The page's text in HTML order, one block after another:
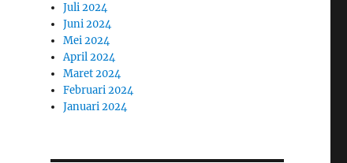
Juli 2024
Juni 2024
Mei 2024
April 2024
Maret 2024
Februari 2024
Januari 2024